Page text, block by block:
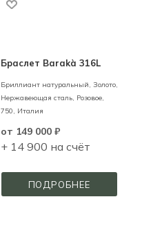
Браслет Barakà 316L
Бриллиант натуральный, Золото,
Нержавеющая сталь, Розовое,
750,
Италия
от 149 000 ₽
+ 14 900 на счёт
ПОДРОБНЕЕ